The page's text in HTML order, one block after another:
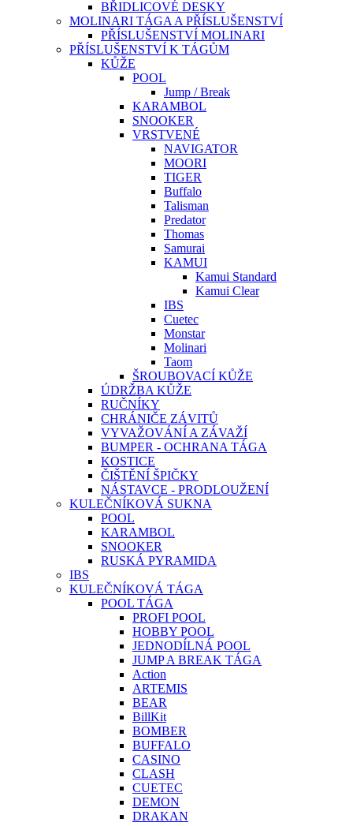
BŘIDLICOVÉ DESKY
MOLINARI TÁGA A PŘÍSLUŠENSTVÍ
PŘÍSLUŠENSTVÍ MOLINARI
PŘÍSLUŠENSTVÍ K TÁGŮM
KŮŽE
POOL
Jump / Break
KARAMBOL
SNOOKER
VRSTVENÉ
NAVIGATOR
MOORI
TIGER
Buffalo
Talisman
Predator
Thomas
Samurai
KAMUI
Kamui Standard
Kamui Clear
IBS
Cuetec
Monstar
Molinari
Taom
ŠROUBOVACÍ KŮŽE
ÚDRŽBA KŮŽE
RUČNÍKY
CHRÁNIČE ZÁVITŮ
VYVAŽOVÁNÍ A ZÁVAŽÍ
BUMPER - OCHRANA TÁGA
KOSTICE
ČIŠTĚNÍ ŠPIČKY
NÁSTAVCE - PRODLOUŽENÍ
KULEČNÍKOVÁ SUKNA
POOL
KARAMBOL
SNOOKER
RUSKÁ PYRAMIDA
IBS
KULEČNÍKOVÁ TÁGA
POOL TÁGA
PROFI POOL
HOBBY POOL
JEDNODÍLNÁ POOL
JUMP A BREAK TÁGA
Action
ARTEMIS
BEAR
BillKit
BOMBER
BUFFALO
CASINO
CLASH
CUETEC
DEMON
DRAKAN